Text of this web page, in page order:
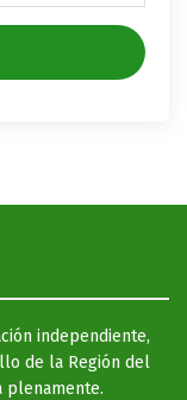
independiente,
de la Región del
plenamente.